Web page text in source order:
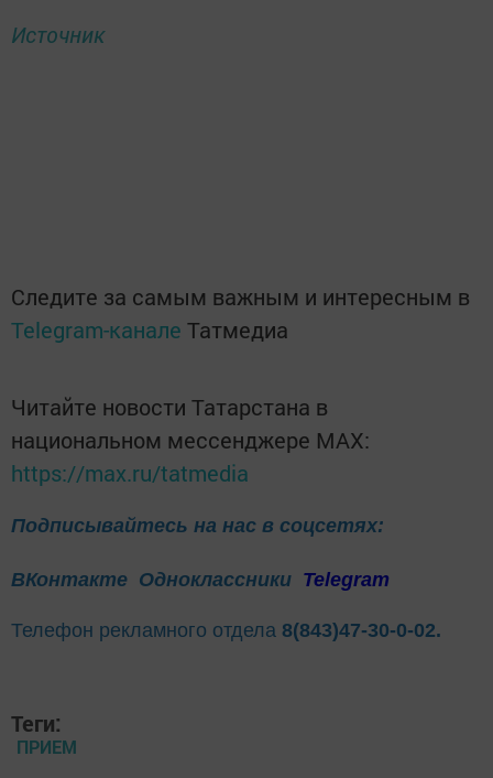
Источник
Следите за самым важным и интересным в
Telegram-канале Татмедиа
Читайте новости Татарстана в
национальном мессенджере MАХ:
https://max.ru/tatmedia
Подписывайтесь на нас в соцсетях:
ВКонтакте Одноклассники Telegram
Телефон рекламного отдела 8(843)47-30-0-02.
Теги:
ПРИЕМ